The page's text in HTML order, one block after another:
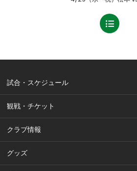
試合・スケジュール
観戦・チケット
クラブ情報
グッズ